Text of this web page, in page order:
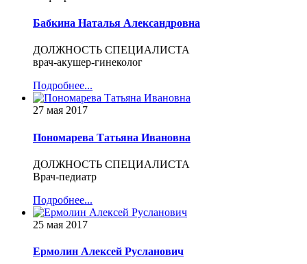
Бабкина Наталья Александровна
ДОЛЖНОСТЬ СПЕЦИАЛИСТА
врач-акушер-гинеколог
Подробнее...
27 мая 2017
Пономарева Татьяна Ивановна
ДОЛЖНОСТЬ СПЕЦИАЛИСТА
Врач-педиатр
Подробнее...
25 мая 2017
Ермолин Алексей Русланович